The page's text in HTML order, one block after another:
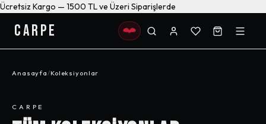
Ücretsiz Kargo — 1500 TL ve Üzeri Siparişlerde
CARPE
Anasayfa/Koleksiyonlar
CARPE